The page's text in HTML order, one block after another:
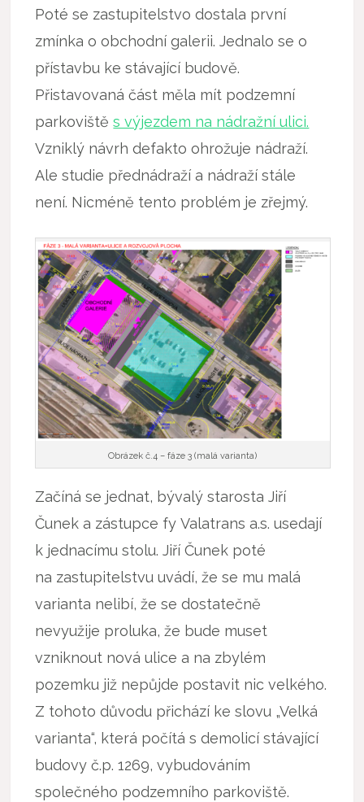
Poté se zastupitelstvo dostala první
zmínka o obchodní galerii. Jednalo se o
přístavbu ke stávající budově.
Přistavovaná část měla mít podzemní
parkovištěs výjezdem na nádražní ulici.
Vzniklý návrh defakto ohrožuje nádraží.
Ale studie přednádraží a nádraží stále
není. Nicméně tento problém je zřejmý.
Obrázek č.4 – fáze 3 (malá varianta)
Začíná se jednat, bývalý starosta Jiří
Čunek a zástupce fy Valatrans a.s. usedají
k jednacímu stolu. Jiří Čunek poté
na zastupitelstvu uvádí, že se mu malá
varianta nelibí, že se dostatečně
nevyužije proluka, že bude muset
vzniknout nová ulice a na zbylém
pozemku již nepůjde postavit nic velkého.
Z tohoto důvodu přichází ke slovu „Velká
varianta“, která počítá s demolicí stávající
budovy č.p. 1269, vybudováním
společného podzemního parkoviště.